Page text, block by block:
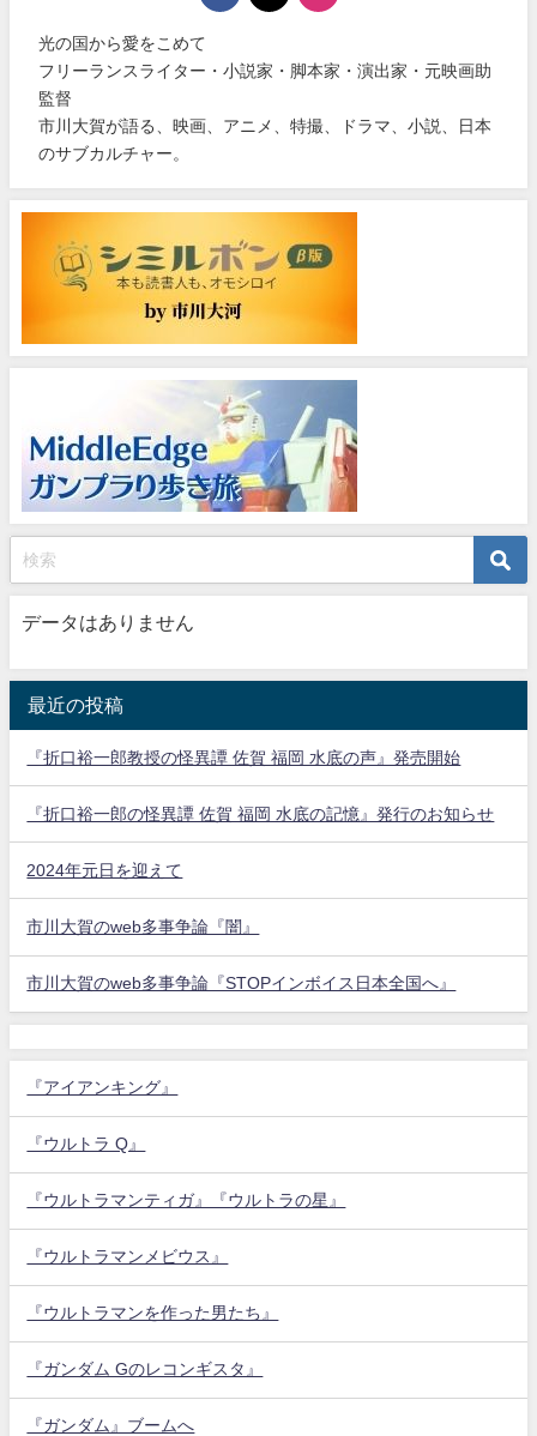
光の国から愛をこめて
フリーランスライター・小説家・脚本家・演出家・元映画助
監督
市川大賀が語る、映画、アニメ、特撮、ドラマ、小説、日本
のサブカルチャー。
データはありません
最近の投稿
『折口裕一郎教授の怪異譚 佐賀 福岡 水底の声』発売開始
『折口裕一郎の怪異譚 佐賀 福岡 水底の記憶』発行のお知らせ
2024年元日を迎えて
市川大賀のweb多事争論『闇』
市川大賀のweb多事争論『STOPインボイス日本全国へ』
『アイアンキング』
『ウルトラ Q』
『ウルトラマンティガ』『ウルトラの星』
『ウルトラマンメビウス』
『ウルトラマンを作った男たち』
『ガンダム Gのレコンギスタ』
『ガンダム』ブームへ